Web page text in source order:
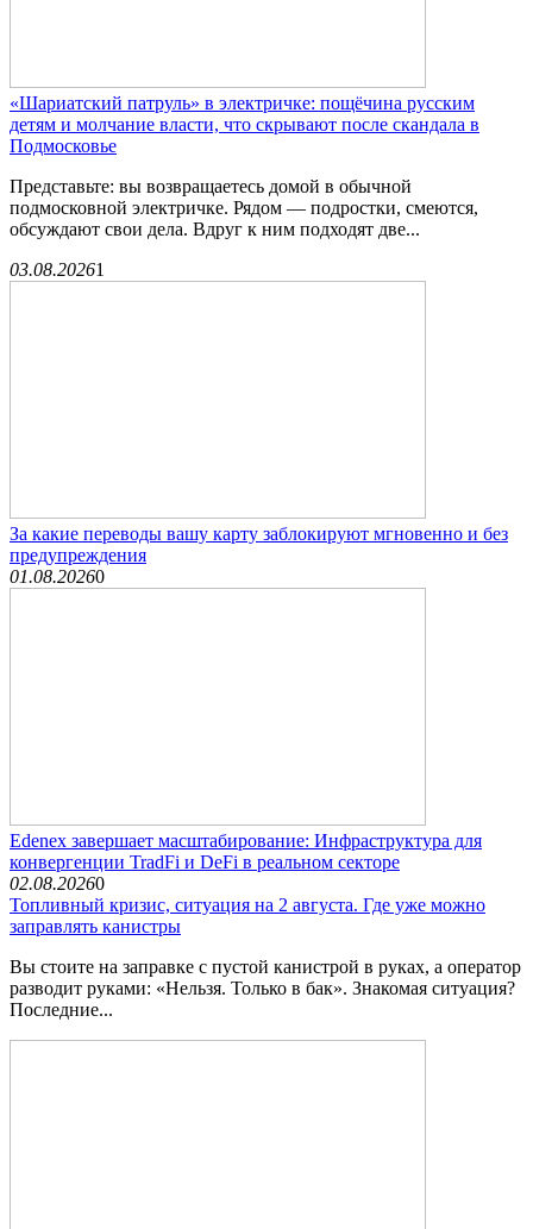
«Шариатский патруль» в электричке: пощёчина русским
детям и молчание власти, что скрывают после скандала в
Подмосковье
Представьте: вы возвращаетесь домой в обычной
подмосковной электричке. Рядом — подростки, смеются,
обсуждают свои дела. Вдруг к ним подходят две...
03.08.20261
За какие переводы вашу карту заблокируют мгновенно и без
предупреждения
01.08.20260
Edenex завершает масштабирование: Инфраструктура для
конвергенции TradFi и DeFi в реальном секторе
02.08.20260
Топливный кризис, ситуация на 2 августа. Где уже можно
заправлять канистры
Вы стоите на заправке с пустой канистрой в руках, а оператор
разводит руками: «Нельзя. Только в бак». Знакомая ситуация?
Последние...